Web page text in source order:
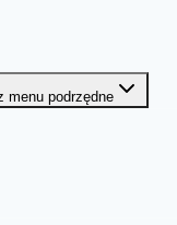
menu podrzędne